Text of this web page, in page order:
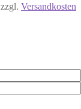
zzgl. Versandkosten